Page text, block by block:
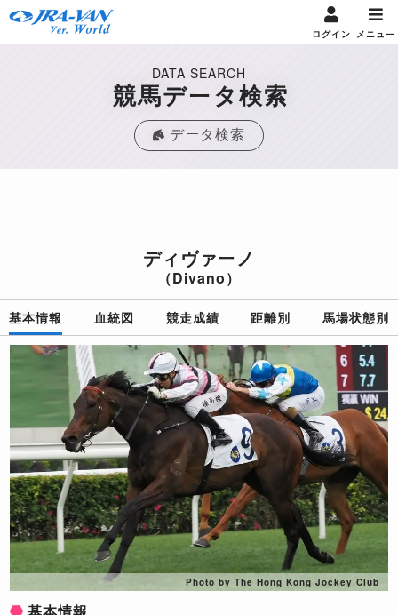
ログイン メニュー
DATA SEARCH
競馬データ検索
データ検索
ディヴァーノ
（Divano）
基本情報 血統図 競走成績 距離別 馬場状態別
Photo by The Hong Kong Jockey Club
基本情報